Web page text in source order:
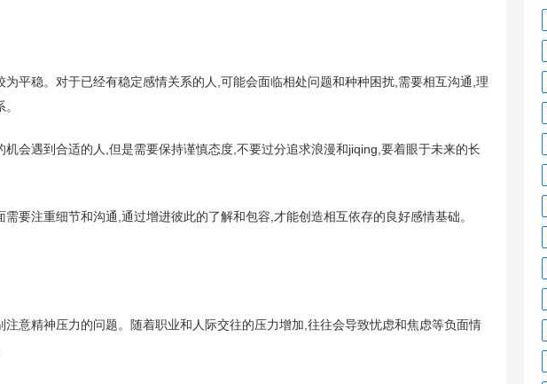
平稳。对于已经有稳定感情关系的人,可能会面临相处问题和种种困扰,需要相互沟通,理
机会遇到合适的人,但是需要保持谨慎态度,不要过分追求浪漫和jiqing,要着眼于未来的长
要注重细节和沟通,通过增进彼此的了解和包容,才能创造相互依存的良好感情基础。
注意精神压力的问题。随着职业和人际交往的压力增加,往往会导致忧虑和焦虑等负面情